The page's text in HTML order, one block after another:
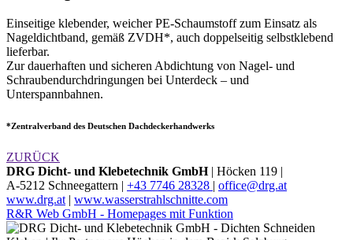
Einseitige klebender, weicher PE-Schaumstoff zum Einsatz als
Nageldichtband, gemäß ZVDH*, auch doppelseitig selbstklebend
lieferbar.
Zur dauerhaften und sicheren Abdichtung von Nagel- und
Schraubendurchdringungen bei Unterdeck – und
Unterspannbahnen.
*Zentralverband des Deutschen Dachdeckerhandwerks
ZURÜCK
DRG Dicht- und Klebetechnik GmbH | Höcken 119 |
A-5212 Schneegattern | +43 7746 28328 | office@drg.at
www.drg.at | www.wasserstrahlschnitte.com
R&R Web GmbH - Homepages mit Funktion